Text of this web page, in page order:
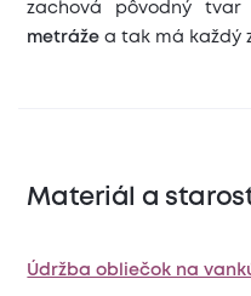
zachová pôvodný
metráže a tak má každý
Materiál a
Údržba obliečok na